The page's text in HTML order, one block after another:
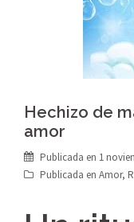
Hechizo de
amor
Publicada en 1
Publicada en Amor,